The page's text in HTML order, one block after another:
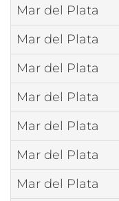
Mar del Plata
Mar del Plata
Mar del Plata
Mar del Plata
Mar del Plata
Mar del Plata
Mar del Plata